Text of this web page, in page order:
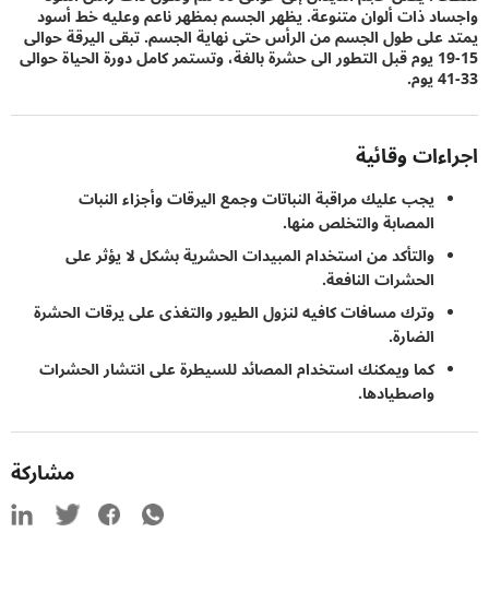
ذات ألوان متنوعة. يظهر الجسم بمظهر ناعم وعليه خط أسود
طول الجسم من الرأس حتى نهاية الجسم. تبقى اليرقة حوالى
15-19 يوم قبل التطور الى حشرة بالغة، وتستمر كامل دورة الحياة حوالى
وقائية
يجب عليك مراقبة النباتات وجمع اليرقات وأجزاء النبات
المصابة والتخلص منها.
والتأكد من استخدام المبيدات الحشرية بشكل لا يؤثر على
الحشرات النافعة.
وترك مسافات كافيه لنزول الطيور والتغذى على يرقات الحشرة
الضارة.
كما ويمكنك استخدام المصائد للسيطرة على انتشار الحشرات
واصطيادها.
مشاركة